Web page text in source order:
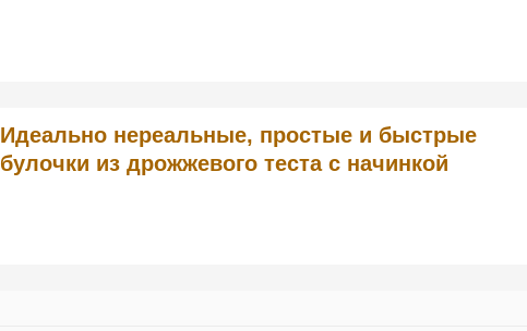
Идеально нереальные, простые и быстрые
булочки из дрожжевого теста с начинкой